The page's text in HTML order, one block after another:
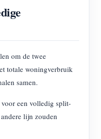
om de twee
totale woningverbruik
samen.
een volledig split-
lijn zouden